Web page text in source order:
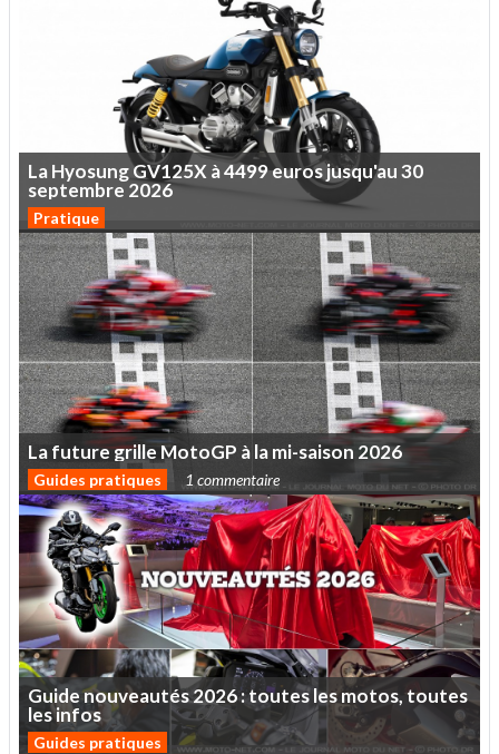
LaHyosungGV125X à4499eurosjusqu'au30
septembre2026
Pratique
Lafuturegrille MotoGP àlami-saison 2026
Guides pratiques 1 commentaire
Guidenouveautés2026:touteslesmotos,toutes
lesinfos
Guides pratiques